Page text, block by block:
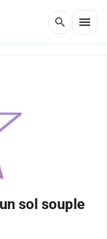
search menu
sol souple